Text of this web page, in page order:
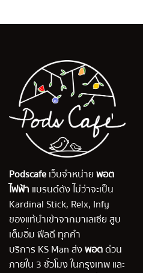
Podscafeเว็บจำหน่ายพอต
ไฟฟ้า แบรนด์ดัง ไม่ว่าจะเป็น
Kardinal Stick, Relx, Infy
ของแท้นำเข้าจากมาเลเซีย สูบ
เต็มอิ่ม ฟีลดี ทุกคำ
บริการ KS Man ส่งพอตด่วน
ภายใน 3 ชั่วโมง ในกรุงเทพ และ